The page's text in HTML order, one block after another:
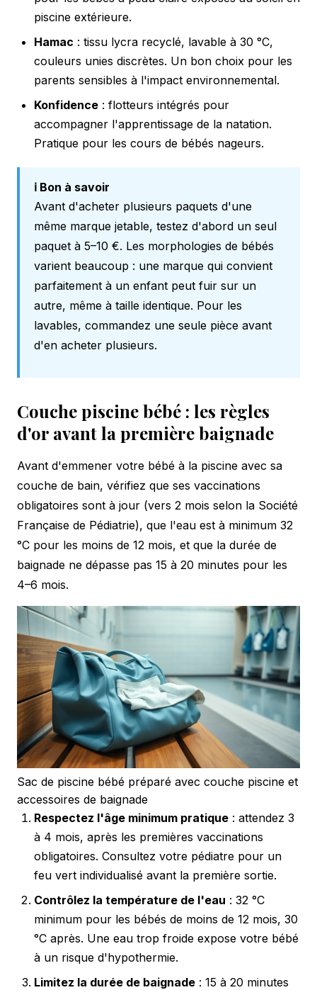
piscine extérieure.
Hamac : tissu lycra recyclé, lavable à 30 °C,
couleurs unies discrètes. Un bon choix pour les
parents sensibles à l'impact environnemental.
Konfidence : flotteurs intégrés pour
accompagner l'apprentissage de la natation.
Pratique pour les cours de bébés nageurs.
ℹ️ Bon à savoir
Avant d'acheter plusieurs paquets d'une
même marque jetable, testez d'abord un seul
paquet à 5–10 €. Les morphologies de bébés
varient beaucoup : une marque qui convient
parfaitement à un enfant peut fuir sur un
autre, même à taille identique. Pour les
lavables, commandez une seule pièce avant
d'en acheter plusieurs.
Couche piscine bébé : les règles
d'or avant la première baignade
Avant d'emmener votre bébé à la piscine avec sa
couche de bain, vérifiez que ses vaccinations
obligatoires sont à jour (vers 2 mois selon la Société
Française de Pédiatrie), que l'eau est à minimum 32
°C pour les moins de 12 mois, et que la durée de
baignade ne dépasse pas 15 à 20 minutes pour les
4–6 mois.
Sac de piscine bébé préparé avec couche piscine et
accessoires de baignade
Respectez l'âge minimum pratique : attendez 3
à 4 mois, après les premières vaccinations
obligatoires. Consultez votre pédiatre pour un
feu vert individualisé avant la première sortie.
Contrôlez la température de l'eau : 32 °C
minimum pour les bébés de moins de 12 mois, 30
°C après. Une eau trop froide expose votre bébé
à un risque d'hypothermie.
Limitez la durée de baignade : 15 à 20 minutes